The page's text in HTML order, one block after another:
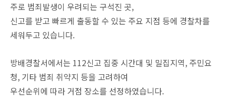
주로 범죄발생이 우려되는 구석진 곳,
신고를 받고 빠르게 출동할 수 있는 주요 지점 등에 경찰차를
세워두고 있습니다.
방배경찰서에서는 112신고 집중 시간대 및 밀집지역, 주민요
청, 기타 범죄 취약지 등을 고려하여
우선순위에 따라 거점 장소를 선정하였습니다.